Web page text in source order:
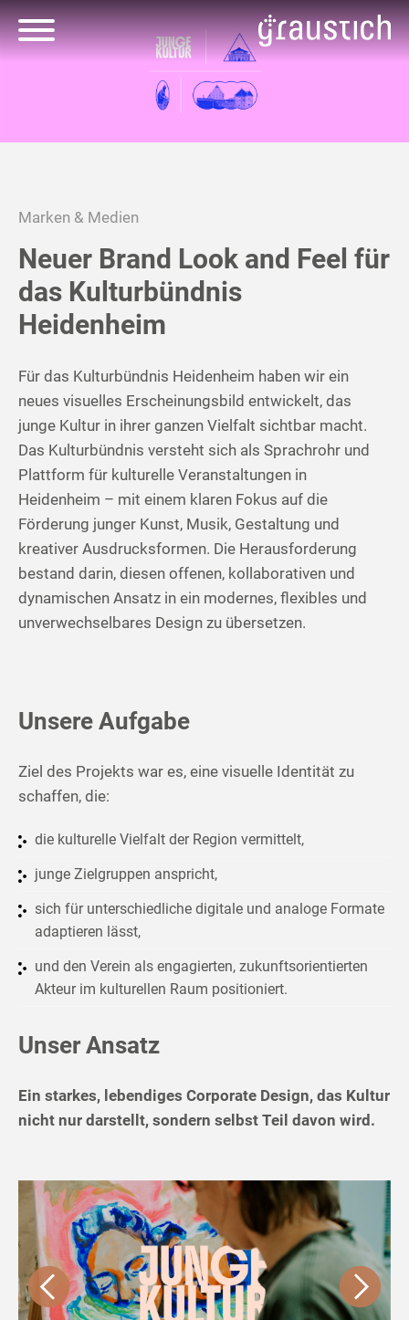
Marken & Medien
Neuer Brand Look and Feel für
das Kulturbündnis
Heidenheim
Für das Kulturbündnis Heidenheim haben wir ein
neues visuelles Erscheinungsbild entwickelt, das
junge Kultur in ihrer ganzen Vielfalt sichtbar macht.
Das Kulturbündnis versteht sich als Sprachrohr und
Plattform für kulturelle Veranstaltungen in
Heidenheim – mit einem klaren Fokus auf die
Förderung junger Kunst, Musik, Gestaltung und
kreativer Ausdrucksformen. Die Herausforderung
bestand darin, diesen offenen, kollaborativen und
dynamischen Ansatz in ein modernes, flexibles und
unverwechselbares Design zu übersetzen.
Unsere Aufgabe
Ziel des Projekts war es, eine visuelle Identität zu
schaffen, die:
die kulturelle Vielfalt der Region vermittelt,
junge Zielgruppen anspricht,
sich für unterschiedliche digitale und analoge Formate
adaptieren lässt,
und den Verein als engagierten, zukunftsorientierten
Akteur im kulturellen Raum positioniert.
Unser Ansatz
Ein starkes, lebendiges Corporate Design, das Kultur
nicht nur darstellt, sondern selbst Teil davon wird.